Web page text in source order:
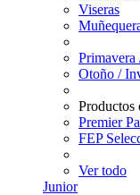
Viseras
Primavera
Otoño /
Productos
Premier
FEP
Ver todo
Junior